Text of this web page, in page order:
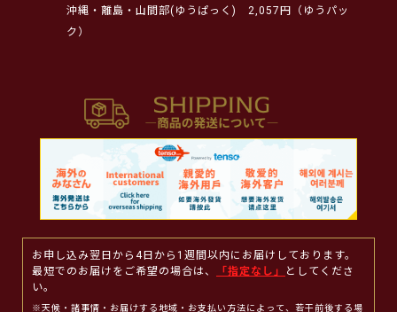
沖縄・離島・山間部(ゆうぱっく)
2,057円（ゆうパッ
ク）
お申し込み翌日から4日から1週間以内にお届けしております。
最短でのお届けをご希望の場合は、
「指定なし」
としてくださ
い。
※天候・諸事情・お届けする地域・お支払い方法によって、若干前後する場